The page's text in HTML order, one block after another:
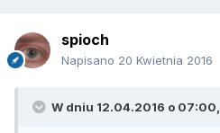
spioch
Napisano 20 Kwietnia 2016
W dniu 12.04.2016 o